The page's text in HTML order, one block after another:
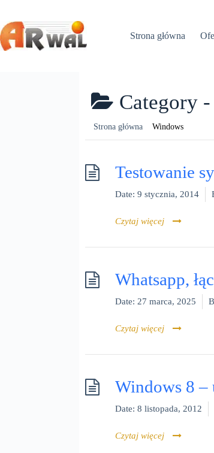
treści
Strona główna
Category -
Windows
Testowanie
Date: 9 stycznia, 2014
Czytaj więcej
Whatsapp,
Date: 27 marca, 2025
Czytaj więcej
Windows 8 –
Date: 8 listopada, 2012
Czytaj więcej